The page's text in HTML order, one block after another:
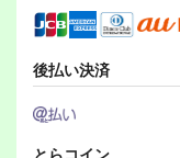
後払い決済
とらコイン